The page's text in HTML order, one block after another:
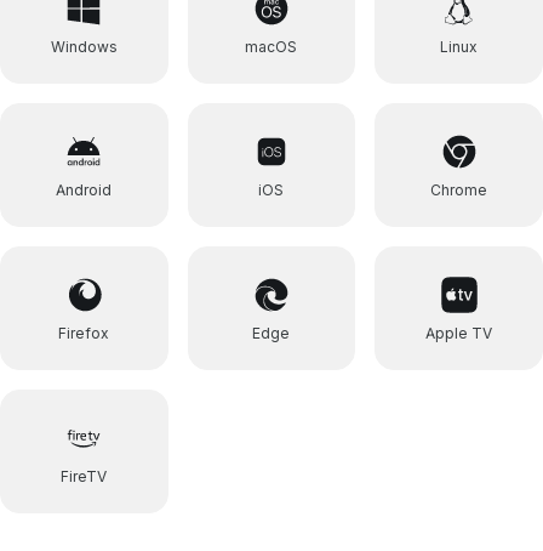
Windows macOS Linux
Android iOS Chrome
Firefox Edge Apple TV
FireTV